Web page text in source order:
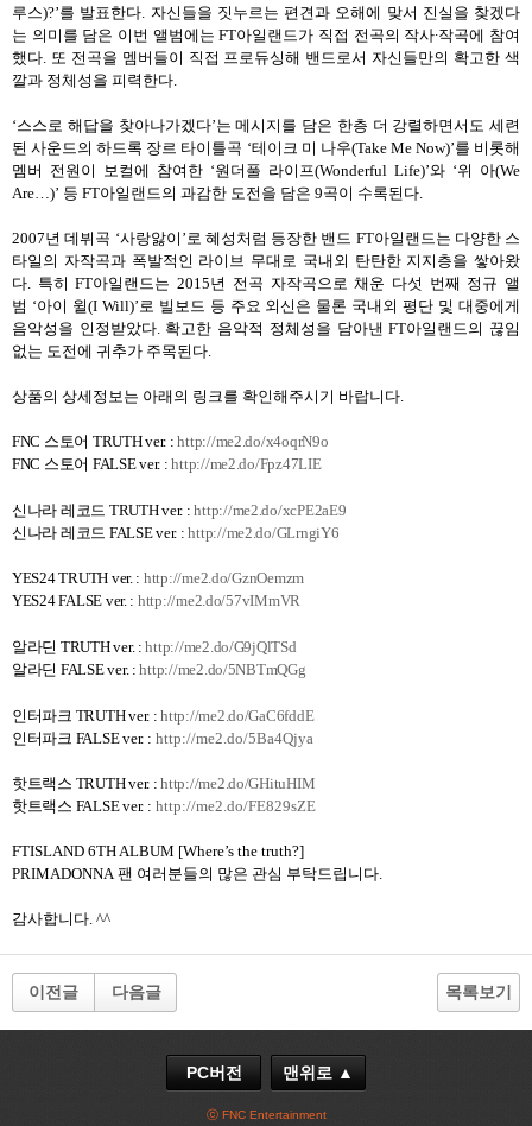
루스)?’를 발표한다 자신들을 짓누르는 편견과 오해에 맞서 진실을 찾겠다
는 의미를 담은 이번 앨범에는 FT아일랜드가 직접 전곡의 작사∙작곡에 참여
했다 또 전곡을 멤버들이 직접 프로듀싱해 밴드로서 자신들만의 확고한 색
깔과 정체성을 피력한다
‘스스로 해답을 찾아나가겠다’는 메시지를 담은 한층 더 강렬하면서도 세련
된 사운드의 하드록 장르 타이틀곡 ‘테이크 미 나우(Take Me Now)’를 비롯해
멤버 전원이 보컬에 참여한 ‘원더풀 라이프(Wonderful Life)’와 ‘위 아(We
Are…)’ 등 FT아일랜드의 과감한 도전을 담은 9곡이 수록된다
2007년 데뷔곡 ‘사랑앓이 ’ 로 혜성처럼 등장한 밴드 FT아일랜드는 다양한 스
타일의 자작곡과 폭발적인 라이브 무대로 국내외 탄탄한 지지층을 쌓아왔
다
특히 FT아일랜드는 2015년 전곡 자작곡으로 채운 다섯 번째 정규 앨
범 ‘아이 윌(I Will)’ 로 빌보드 등 주요 외신은 물론 국내외 평단 및 대중에게
음악성을 인정받았다. 확고한 음악적 정체성을 담아낸 FT아일랜드의 끊임
없는 도전에 귀추가 주목된다
상품의 상세정보는 아래의 링크를 확인해주시기 바랍니다
FNC 스토어 TRUTHver. :http://me2.do/x4oqrN9o
FNC 스토어 FALSEver. :http://me2.do/Fpz47LIE
신나라 레코드 TRUTHver. : http://me2.do/xcPE2aE9
신나라 레코드 FALSEver. :http://me2.do/GLrngiY6
YES24TRUTH ver. : http://me2.do/GznOemzm
YES24FALSE ver. : http://me2.do/57vIMmVR
알라딘 TRUTHver. :http://me2.do/G9jQlTSd
알라딘 FALSEver. :http://me2.do/5NBTmQGg
인터파크 TRUTHver. : http://me2.do/GaC6fddE
인터파크 FALSEver. : http://me2.do/5Ba4Qjya
핫트랙스 TRUTHver. :http://me2.do/GHituHIM
핫트랙스 FALSEver. :http://me2.do/FE829sZE
FTISLAND 6TH ALBUM [Where’s the truth?]
PRIMADONNA 팬 여러분들의 많은 관심 부탁드립니다
감사합니다 . ^^
이전글 다음글 목록보기
PC버전 맨위로 ▲
ⓒ FNC Entertainment